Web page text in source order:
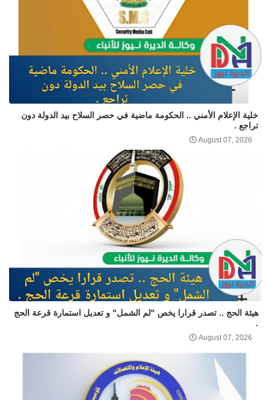
خلية الإعلام الأمني .. الحكومة ماضية في حصر السلاح بيد الدولة دون
تراجع .
August 07, 2026
هيئة الحج .. تصدر قرارا يخص "لم الشمل" و تعديل استمارة قرعة الحج
.
August 07, 2026